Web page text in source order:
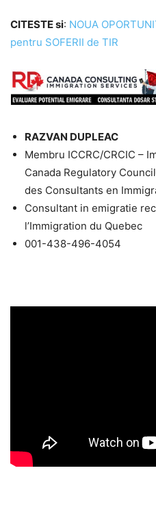
CITESTE si: NOUA
pentru SOFERII de TIR
RAZVAN DUPLEAC
Membru ICCRC/CRCIC –
Canada Regulatory
des Consultants en
Consultant in emigratie
l’Immigration du Quebec
001-438-496-4054